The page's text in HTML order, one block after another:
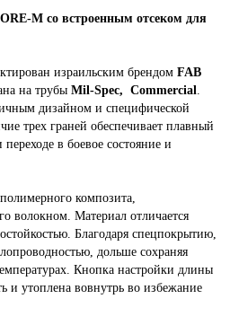
M со встроенным отсеком для
израильским брендом FAB
на трубы Mil-Spec, Commercial.
дизайном и специфической
трех граней обеспечивает плавный
в боевое состояние и
композита,
волокном. Материал отличается
Благодаря спецпокрытию,
дольше сохраняя
Кнопка настройки длины
и утоплена вовнутрь во избежание